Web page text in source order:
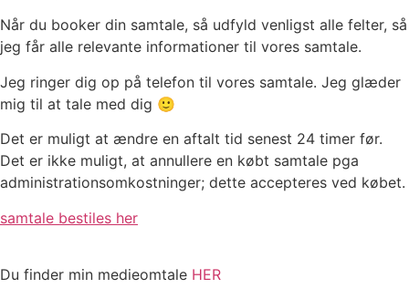
Når du booker din samtale, så udfyld venligst alle felter, så
jeg får alle relevante informationer til vores samtale.
Jeg ringer dig op på telefon til vores samtale. Jeg glæder
mig til at tale med dig 🙂
Det er muligt at ændre en aftalt tid senest 24 timer før.
Det er ikke muligt, at annullere en købt samtale pga
administrationsomkostninger; dette accepteres ved købet.
samtale bestiles her
Du finder min medieomtale HER